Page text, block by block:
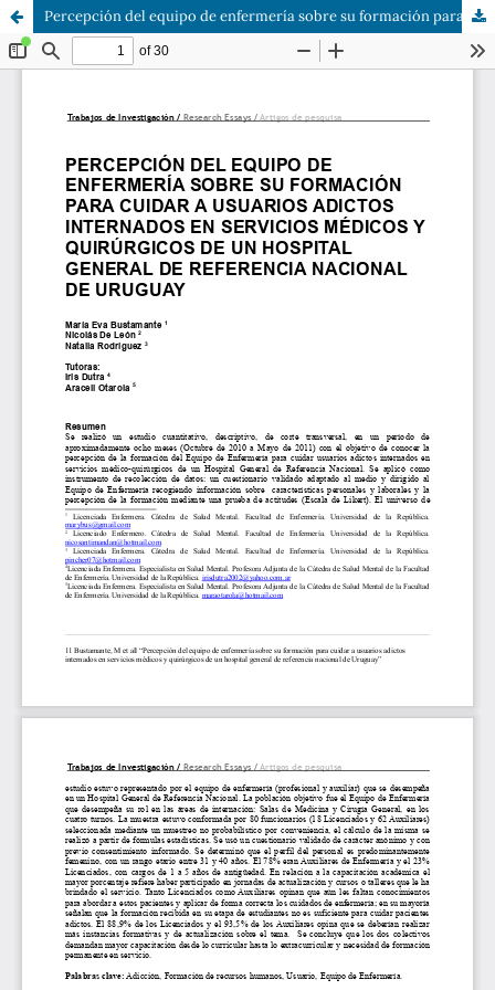
Percepción del equipo de enfermería sobre su formación para cuidar a usuarios adictos internados en servicios médicos y quirúrgicos de un hospital general de referencia nacional de Uruguay.